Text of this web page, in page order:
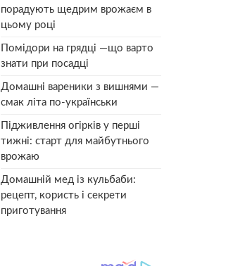
порадують щедрим врожаєм в
цьому році
Помідори на грядці —що варто
знати при посадці
Домашні вареники з вишнями —
смак літа по-українськи
Підживлення огірків у перші
тижні: старт для майбутнього
врожаю
Домашній мед із кульбаби:
рецепт, користь і секрети
приготування